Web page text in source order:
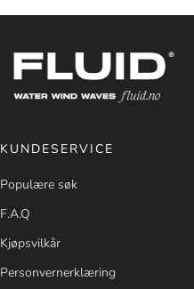
KUNDESERVICE
Populære søk
F.A.Q
Kjøpsvilkår
Personvernerklæring